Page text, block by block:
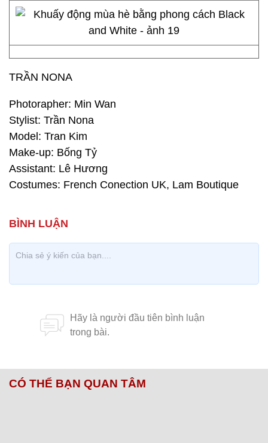
TRẦN NONA
Photorapher: Min Wan
Stylist: Trần Nona
Model: Tran Kim
Make-up: Bống Tỷ
Assistant: Lê Hương
Costumes: French Conection UK, Lam Boutique
CÓ THỂ BẠN QUAN TÂM